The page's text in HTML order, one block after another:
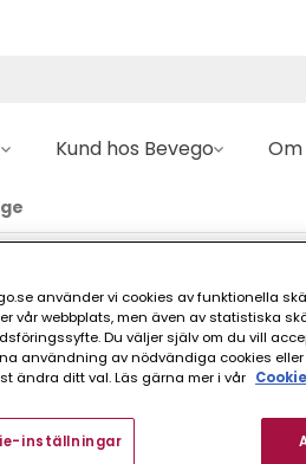
Kund hos Bevego
använder vi cookies av funktionella
vår webbplats, men även av statistiska
Du väljer själv om du vill
användning av nödvändiga cookies
ändra ditt val. Läs gärna mer i vår
inställningar